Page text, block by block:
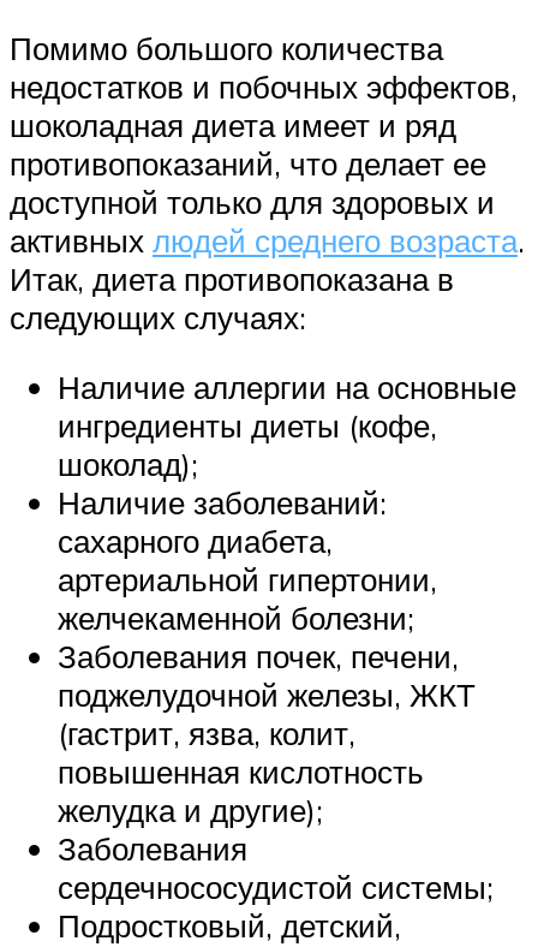
Помимо большого количества
недостатков и побочных эффектов,
шоколадная диета имеет и ряд
противопоказаний, что делает ее
доступной только для здоровых и
активных людей среднего возраста.
Итак, диета противопоказана в
следующих случаях:
Наличие аллергии на основные
ингредиенты диеты (кофе,
шоколад);
Наличие заболеваний:
сахарного диабета,
артериальной гипертонии,
желчекаменной болезни;
Заболевания почек, печени,
поджелудочной железы, ЖКТ
(гастрит, язва, колит,
повышенная кислотность
желудка и другие);
Заболевания
сердечнососудистой системы;
Подростковый, детский,